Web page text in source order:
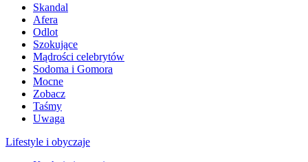
Skandal
Afera
Odlot
Szokujące
Mądrości celebrytów
Sodoma i Gomora
Mocne
Zobacz
Taśmy
Uwaga
Lifestyle i obyczaje